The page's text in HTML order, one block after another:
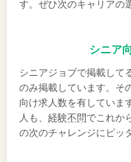
す。ぜひ次のキャリアの
シニア
シニアジョブで掲載して
のみ掲載しています。そ
向け求人数を有していま
人も、 経験不問でこれか
の次のチャレンジにピッ